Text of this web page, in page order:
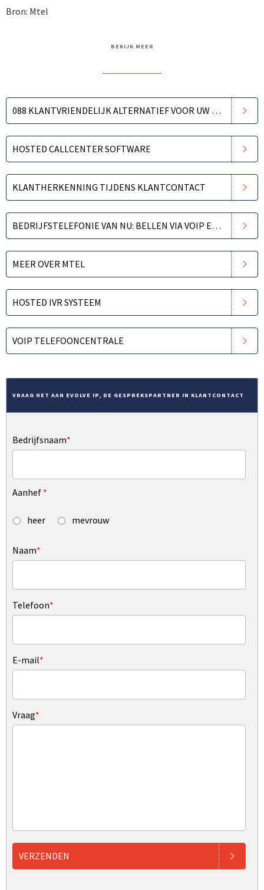
Bron: Mtel
BEKIJK MEER
088 KLANTVRIENDELIJK ALTERNATIEF VOOR UW 0900-NUMMER
HOSTED CALLCENTER SOFTWARE
KLANTHERKENNING TIJDENS KLANTCONTACT
BEDRIJFSTELEFONIE VAN NU: BELLEN VIA VOIP EN INTERNET
MEER OVER MTEL
HOSTED IVR SYSTEEM
VOIP TELEFOONCENTRALE
VRAAG HET AAN EVOLVE IP, DE GESPREKSPARTNER IN KLANTCONTACT
Bedrijfsnaam*
Aanhef *
heer mevrouw
Naam*
Telefoon*
E-mail*
Vraag*
VERZENDEN